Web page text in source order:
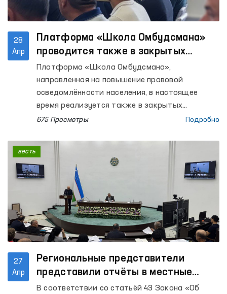
28
Апр
Платформа «Школа Омбудсмана»
проводится также в закрытых
учреждениях, где содержатся лица
с ограниченной свободой
передвижения
Платформа «Школа Омбудсмана»,
направленная на повышение правовой
осведомлённости населения, в настоящее
время реализуется также в закрытых
учреждениях, где содержатся лица с
675 Просмотры Подробно
27
Апр
Региональные представители
представили отчёты в местные
Кенгаши о состоянии защиты прав
В соответствии со статьёй 43 Закона «Об
весть